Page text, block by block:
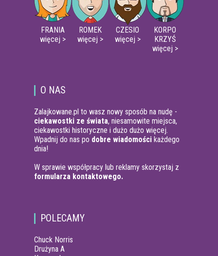
FRANIA
więcej >
ROMEK
więcej >
CZESIO
więcej >
KORPO
KRZYŚ
więcej >
O NAS
Zalajkowane.pl to wasz nowy sposób na nudę -
ciekawostki ze świata, niesamowite miejsca,
ciekawostki historyczne i dużo dużo więcej.
Wpadnij do nas po dobre wiadomości każdego
dnia!
W sprawie współpracy lub reklamy skorzystaj z
formularza kontaktowego.
POLECAMY
Chuck Norris
Drużyna A